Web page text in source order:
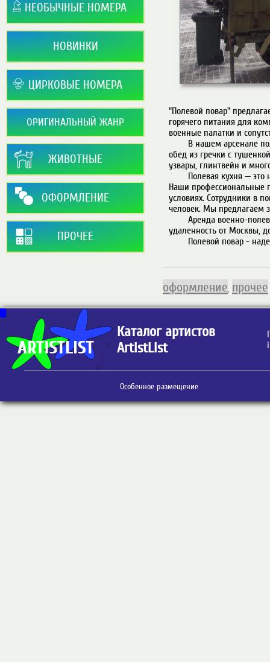
НЕОБЫЧНЫЕ НОМЕРА
НОВИНКИ
ЦИРКОВЫЕ НОМЕРА
ОРИГИНАЛЬНЫЙ ЖАНР
ЖИВОТНЫЕ
ОФОРМЛЕНИЕ
ПРОЧЕЕ
"Полевой повар"
горячего питания для
военные палатки и
обед из гречки с
узвары, глинтвейн и
Наши профессиональные
условиях. Сотрудники в
человек. Мы предлагаем
удаленность от Москвы,
оформление, прочее
Каталог артистов
ArtistList
Особенное размещение